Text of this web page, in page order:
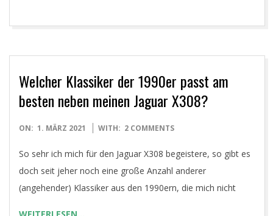
Welcher Klassiker der 1990er passt am
besten neben meinen Jaguar X308?
2021-
ON: 1. MÄRZ 2021 WITH: 2 COMMENTS
So sehr ich mich für den Jaguar X308 begeistere, so gibt es
doch seit jeher noch eine große Anzahl anderer
(angehender) Klassiker aus den 1990ern, die mich nicht